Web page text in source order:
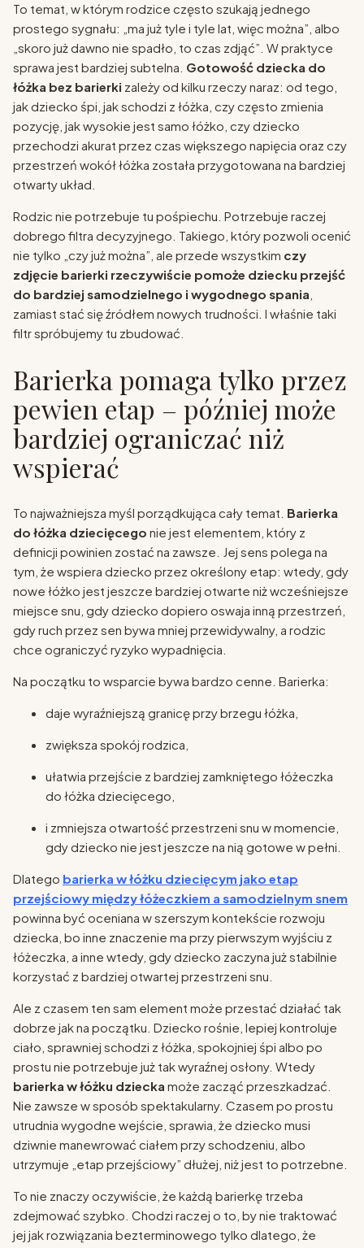
To temat, w którym rodzice często szukają jednego
prostego sygnału: „ma już tyle i tyle lat, więc można”, albo
„skoro już dawno nie spadło, to czas zdjąć”. W praktyce
sprawa jest bardziej subtelna. Gotowość dziecka do
łóżka bez barierki zależy od kilku rzeczy naraz: od tego,
jak dziecko śpi, jak schodzi z łóżka, czy często zmienia
pozycję, jak wysokie jest samo łóżko, czy dziecko
przechodzi akurat przez czas większego napięcia oraz czy
przestrzeń wokół łóżka została przygotowana na bardziej
otwarty układ.
Rodzic nie potrzebuje tu pośpiechu. Potrzebuje raczej
dobrego filtra decyzyjnego. Takiego, który pozwoli ocenić
nie tylko „czy już można”, ale przede wszystkim czy
zdjęcie barierki rzeczywiście pomoże dziecku przejść
do bardziej samodzielnego i wygodnego spania
zamiast stać się źródłem nowych trudności. I właśnie taki
filtr spróbujemy tu zbudować.
Barierka pomaga tylko przez
pewien etap – później może
bardziej ograniczać niż
wspierać
To najważniejsza myśl porządkująca cały temat. Barierka
do łóżka dziecięcego nie jest elementem, który z
definicji powinien zostać na zawsze. Jej sens polega na
tym, że wspiera dziecko przez określony etap: wtedy, gdy
nowe łóżko jest jeszcze bardziej otwarte niż wcześniejsze
miejsce snu, gdy dziecko dopiero oswaja inną przestrzeń,
gdy ruch przez sen bywa mniej przewidywalny, a rodzic
chce ograniczyć ryzyko wypadnięcia.
Na początku to wsparcie bywa bardzo cenne. Barierka:
daje wyraźniejszą granicę przy brzegu łóżka,
zwiększa spokój rodzica,
ułatwia przejście z bardziej zamkniętego łóżeczka
do łóżka dziecięcego,
i zmniejsza otwartość przestrzeni snu w momencie,
gdy dziecko nie jest jeszcze na nią gotowe w pełni.
Dlatego barierka w łóżku dziecięcym jako etap
przejściowy między łóżeczkiem a samodzielnym snem
powinna być oceniana w szerszym kontekście rozwoju
dziecka, bo inne znaczenie ma przy pierwszym wyjściu z
łóżeczka, a inne wtedy, gdy dziecko zaczyna już stabilnie
korzystać z bardziej otwartej przestrzeni snu.
Ale z czasem ten sam element może przestać działać tak
dobrze jak na początku. Dziecko rośnie, lepiej kontroluje
ciało, sprawniej schodzi z łóżka, spokojniej śpi albo po
prostu nie potrzebuje już tak wyraźnej osłony. Wtedy
barierka w łóżku dziecka może zacząć przeszkadzać.
Nie zawsze w sposób spektakularny. Czasem po prostu
utrudnia wygodne wejście, sprawia, że dziecko musi
dziwnie manewrować ciałem przy schodzeniu, albo
utrzymuje „etap przejściowy” dłużej, niż jest to potrzebne.
To nie znaczy oczywiście, że każdą barierkę trzeba
zdejmować szybko. Chodzi raczej o to, by nie traktować
jej jak rozwiązania bezterminowego tylko dlatego, że